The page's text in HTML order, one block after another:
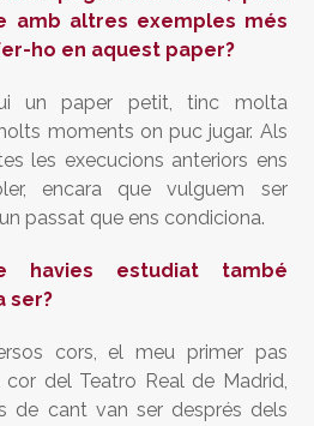
amb altres exemples més
ho en aquest paper?
un paper petit, tinc molta
moments on puc jugar. Als
les execucions anteriors ens
encara que vulguem ser
passat que ens condiciona.
havies estudiat també
ser?
cors, el meu primer pas
del Teatro Real de Madrid,
de cant van ser després dels